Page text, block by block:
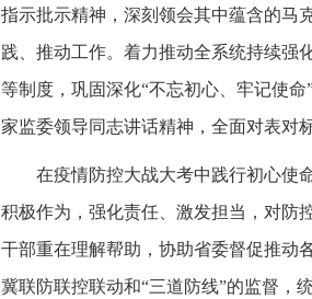
指示批示精神，深刻领会其中蕴含的马
践、推动工作。着力推动全系统持续强
等制度，巩固深化“不忘初心、牢记使
家监委领导同志讲话精神，全面对表对
在疫情防控大战大考中践行初心使
积极作为，强化责任、激发担当，对防
干部重在理解帮助，协助省委督促推动
冀联防联控联动和“三道防线”的监督，